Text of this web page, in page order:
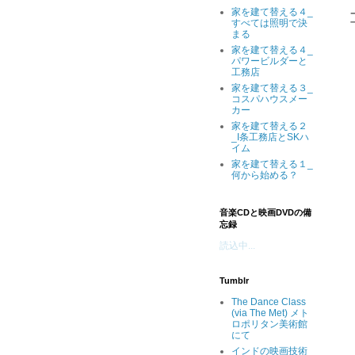
家を建て替える４_
すべては照明で決
まる
家を建て替える４_
パワービルダーと
工務店
家を建て替える３_
コスパハウスメー
カー
家を建て替える２
_I条工務店とSKハ
イム
家を建て替える１_
何から始める？
音楽CDと映画DVDの備
忘録
読込中...
Tumblr
The Dance Class
(via The Met) メト
ロポリタン美術館
にて
インドの映画技術